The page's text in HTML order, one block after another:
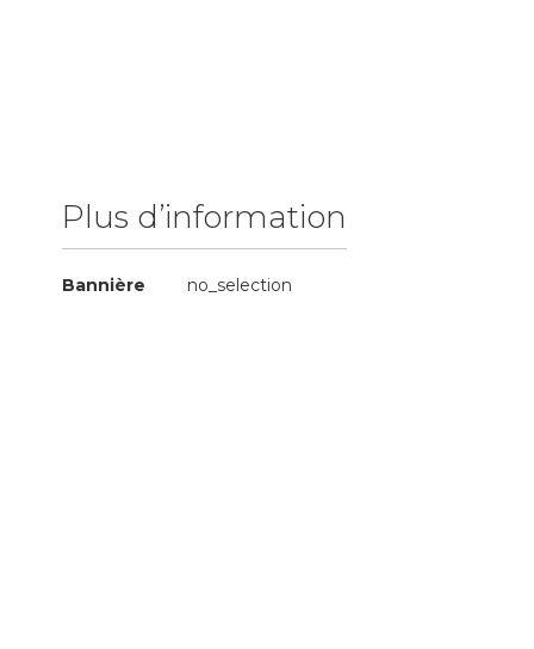
Plus d’information
Plus
Bannière no_selection